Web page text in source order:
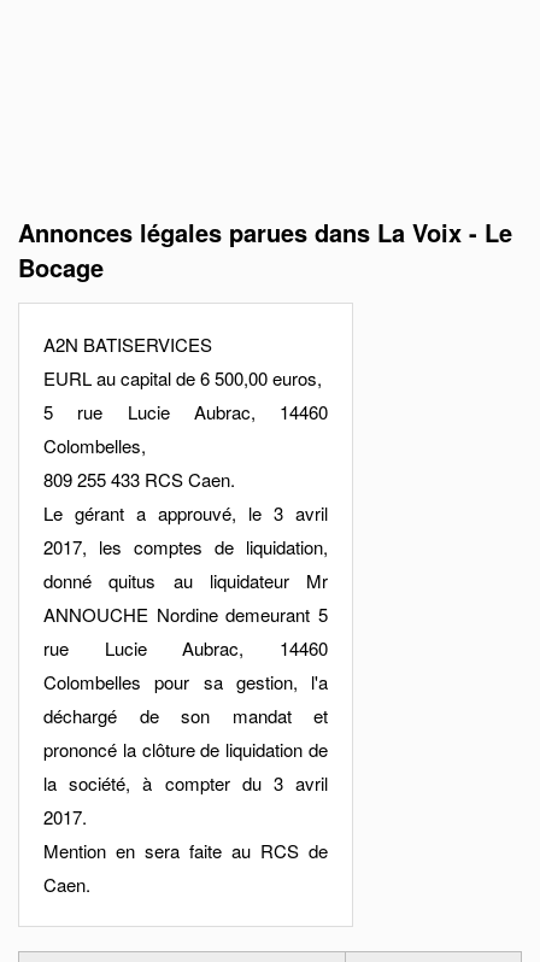
Annonces légales parues dans La Voix - Le
Bocage
A2N BATISERVICES
EURL au capital de 6 500,00 euros,
5 rue Lucie Aubrac, 14460
Colombelles,
809 255 433 RCS Caen.
Le gérant a approuvé, le 3 avril
2017, les comptes de liquidation,
donné quitus au liquidateur Mr
ANNOUCHE Nordine demeurant 5
rue Lucie Aubrac, 14460
Colombelles pour sa gestion, l'a
déchargé de son mandat et
prononcé la clôture de liquidation de
la société, à compter du 3 avril
2017.
Mention en sera faite au RCS de
Caen.